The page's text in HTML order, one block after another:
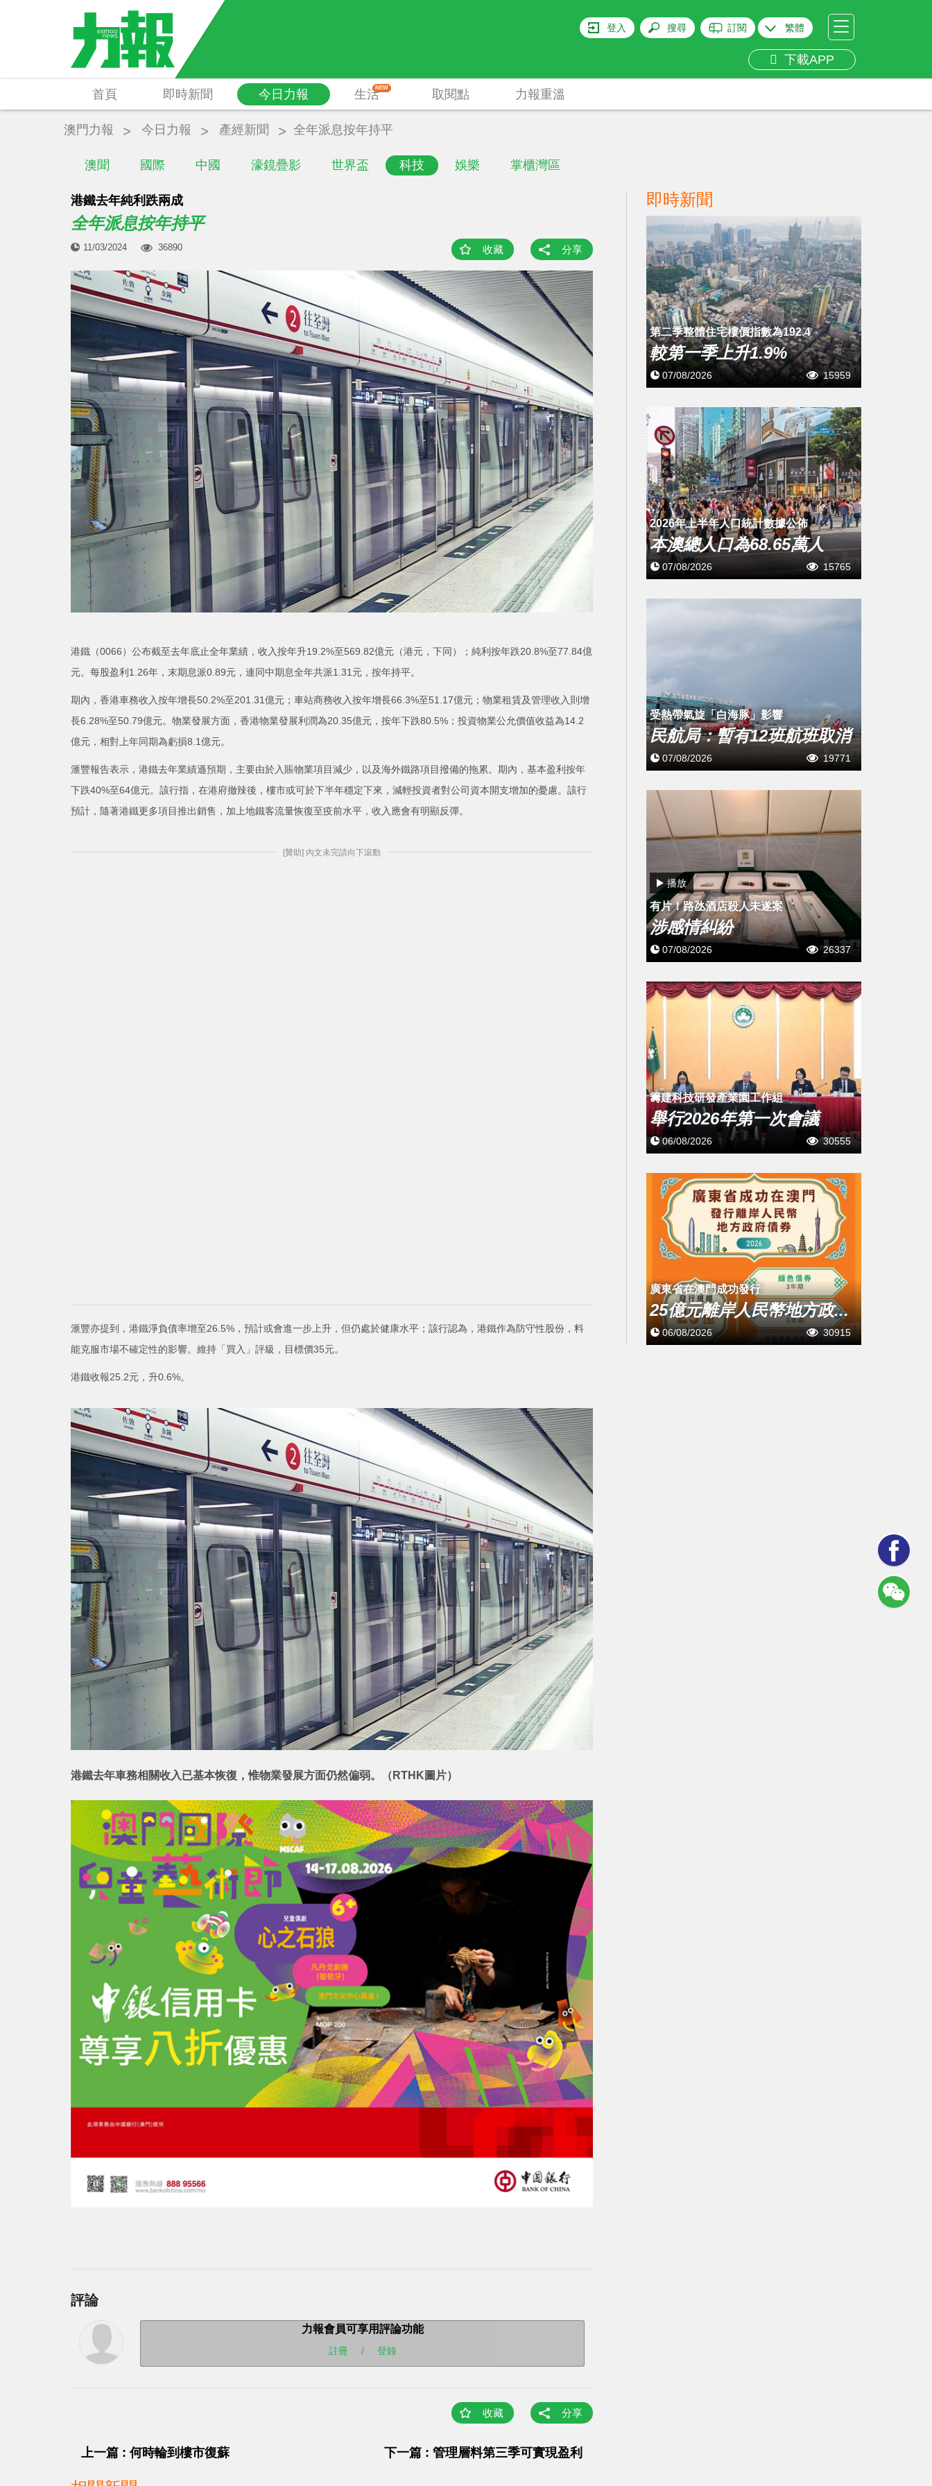
登入 搜尋 訂閱 繁體
下載APP
首頁 即時新聞 今日力報
澳聞 國際 中國 濠鏡疊影 世界盃 科技 娛樂 掌櫃灣區
生活NEW 取閱點 力報重溫
澳門力報 今日力報 產經新聞 全年派息按年持平
港鐵去年純利跌兩成
全年派息按年持平
11/03/2024 36890 收藏 分享
港鐵（0066）公布截至去年底止全年業績，收入按年升19.2%至569.82億元（港元，下同）；純利按年跌20.8%至77.84億
元。每股盈利1.26年，末期息派0.89元，連同中期息全年共派1.31元，按年持平。
期內，香港車務收入按年增長50.2%至201.31億元；車站商務收入按年增長66.3%至51.17億元；物業租賃及管理收入則增
長6.28%至50.79億元。物業發展方面，香港物業發展利潤為20.35億元，按年下跌80.5%；投資物業公允價值收益為14.2
億元，相對上年同期為虧損8.1億元。
滙豐報告表示，港鐵去年業績遜預期，主要由於入賬物業項目減少，以及海外鐵路項目撥備的拖累。期內，基本盈利按年
下跌40%至64億元。該行指，在港府撤辣後，樓市或可於下半年穩定下來，減輕投資者對公司資本開支增加的憂慮。該行
預計，隨著港鐵更多項目推出銷售，加上地鐵客流量恢復至疫前水平，收入應會有明顯反彈。
[贊助] 內文未完請向下滾動
滙豐亦提到，港鐵淨負債率增至26.5%，預計或會進一步上升，但仍處於健康水平；該行認為，港鐵作為防守性股份，料
能克服市場不確定性的影響。維持「買入」評級，目標價35元。
港鐵收報25.2元，升0.6%。
港鐵去年車務相關收入已基本恢復，惟物業發展方面仍然偏弱。（RTHK圖片）
評論
力報會員可享用評論功能
註冊 / 登錄
收藏 分享
上一篇 : 何時輪到樓市復蘇 下一篇 : 管理層料第三季可實現盈利
即時新聞
第二季整體住宅樓價指數為192.4
較第一季上升1.9%
07/08/2026 15959
2026年上半年人口統計數據公佈
本澳總人口為68.65萬人
07/08/2026 15765
受熱帶氣旋「白海豚」影響
民航局：暫有12班航班取消
07/08/2026 19771
播放
有片！路氹酒店殺人未遂案
涉感情糾紛
07/08/2026 26337
籌建科技研發產業園工作組
舉行2026年第一次會議
06/08/2026 30555
廣東省在澳門成功發行
25億元離岸人民幣地方政...
06/08/2026 30915